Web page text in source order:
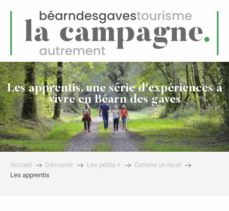
Menu
Les apprentis, une série d'expériences à
vivre en Béarn des gaves
Accueil Découvrir Les petits +
Comme un local
Les apprentis